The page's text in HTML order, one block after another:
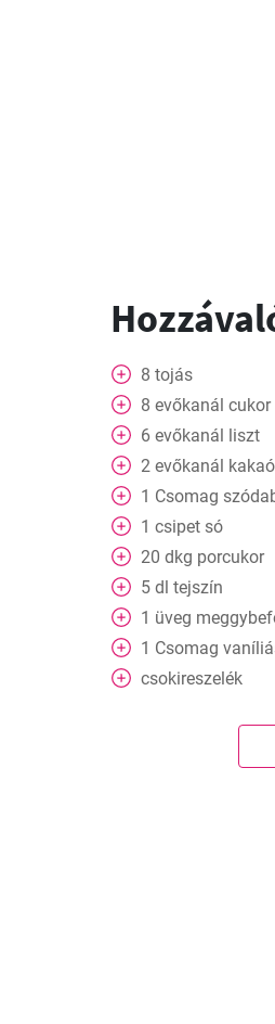
8 tojás
8 evőkanál cukor
6 evőkanál liszt
2 evőkanál
1 Csomag
1 csipet só
20 dkg porcukor
5 dl tejszín
1 üveg
1 Csomag
csokireszelék